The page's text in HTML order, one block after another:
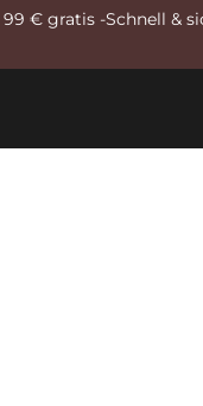
99 € gratis -Schnell &